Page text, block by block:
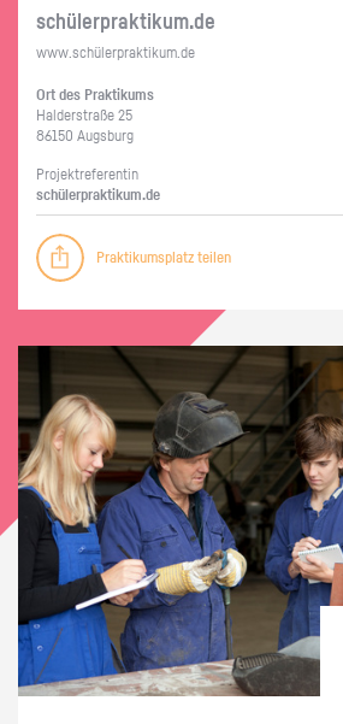
schü­ler­prak­ti­kum.de
www.​schüler​prak​tiku​m.​de
Ort des Prak­ti­kums
Hal­der­stra­ße 25
86150 Augs­burg
Pro­jekt­re­fe­ren­tin
schü­ler­prak­ti­kum.de
Praktikumsplatz teilen